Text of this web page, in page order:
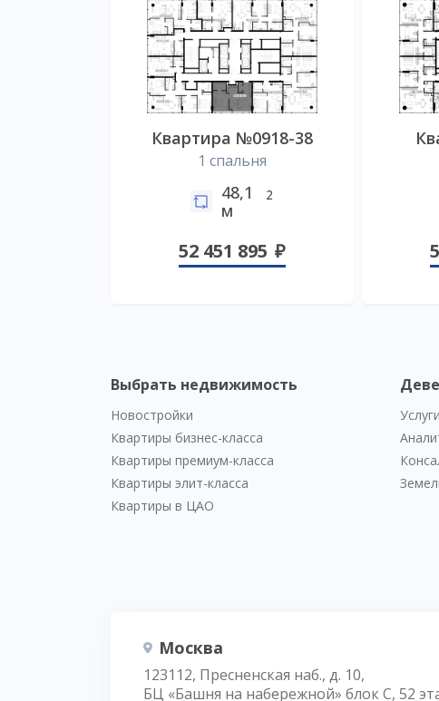
Квартира №0918-38
1 спальня
48,1
м
2
52 451 895
Выбрать недвижимость
Новостройки
Квартиры бизнес-класса
Квартиры премиум-класса
Квартиры элит-класса
Квартиры в ЦАО
Услуги
Москва
123112, Пресненская наб., д. 10,
БЦ «Башня на набережной» блок С, 52